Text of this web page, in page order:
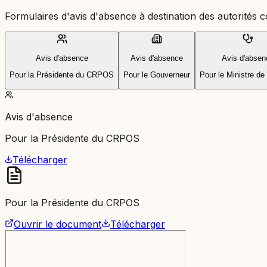
Formulaires d'avis d'absence à destination des autorités
Avis d'absence
Pour la Présidente du CRPOS
Avis d'absence
Pour le Gouverneur
Avis
Pour le Ministre
Avis d'absence
Pour la Présidente du CRPOS
Télécharger
Pour la Présidente du CRPOS
Ouvrir le document
Télécharger